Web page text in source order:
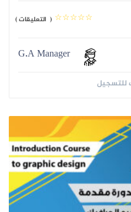
( التعليقات )
G.A Manager
للتسجيل